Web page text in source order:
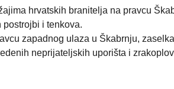
hrvatskih branitelja na pravcu
i tenkova.
zapadnog ulaza u Škabrnju,
neprijateljskih uporišta i